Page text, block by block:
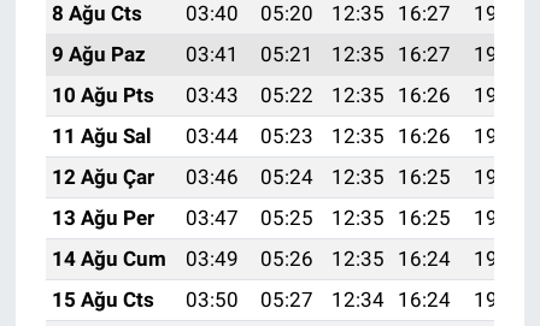
8 Ağu Cts
03:40 05:20 12:35 16:27
19:41
9 Ağu Paz
03:41 05:21 12:35 16:27
19:40
10 Ağu Pts
03:43 05:22 12:35 16:26
19:38
11 Ağu Sal
03:44 05:23 12:35 16:26
19:37
12 Ağu Çar
03:46 05:24 12:35 16:25
19:36
13 Ağu Per
03:47 05:25 12:35 16:25
19:34
14 Ağu Cum
03:49 05:26 12:35 16:24
19:33
15 Ağu Cts
03:50 05:27 12:34 16:24
19:32